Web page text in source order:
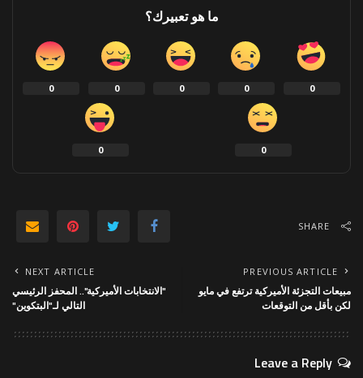
ما هو تعبيرك؟
0
0
0
0
0
0
0
SHARE
PREVIOUS ARTICLE
مبيعات التجزئة الأميركية ترتفع في مايو
لكن بأقل من التوقعات
NEXT ARTICLE
"الانتخابات الأميركية".. المحفز الرئيسي
التالي لـ"البتكوين"
Leave a Reply